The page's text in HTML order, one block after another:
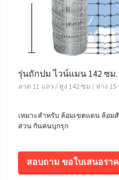
รุ่นถักปม ไวน์แมน 142 ซม.
ลวด 11 แถว / สูง 142 ซม / ห่าง 15
เหมาะสำหรับ ล้อมเขตแดน ล้อ
สวน กันคนบุกรุก
สอบถาม ขอใบเสนอรา